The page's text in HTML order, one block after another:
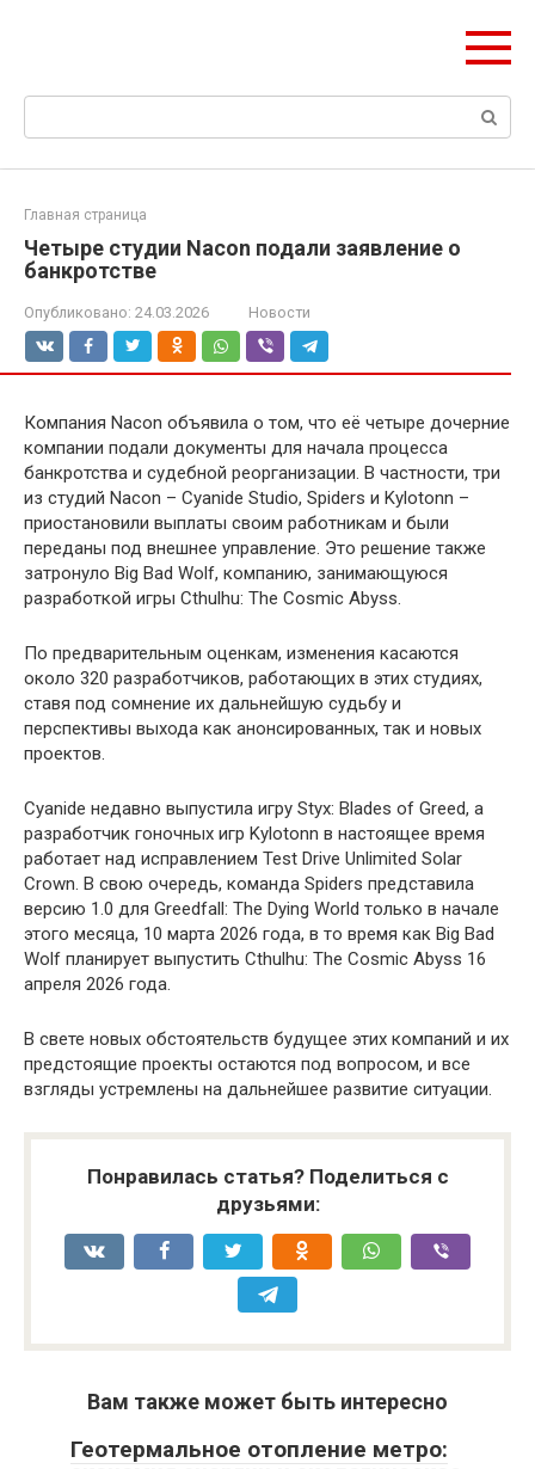
Поиск:
Главная страница
Четыре студии Nacon подали заявление о
банкротстве
Опубликовано: 24.03.2026 Новости
Компания Nacon объявила о том, что её четыре дочерние
компании подали документы для начала процесса
банкротства и судебной реорганизации. В частности, три
из студий Nacon – Cyanide Studio, Spiders и Kylotonn –
приостановили выплаты своим работникам и были
переданы под внешнее управление. Это решение также
затронуло Big Bad Wolf, компанию, занимающуюся
разработкой игры Cthulhu: The Cosmic Abyss.
По предварительным оценкам, изменения касаются
около 320 разработчиков, работающих в этих студиях,
ставя под сомнение их дальнейшую судьбу и
перспективы выхода как анонсированных, так и новых
проектов.
Cyanide недавно выпустила игру Styx: Blades of Greed, а
разработчик гоночных игр Kylotonn в настоящее время
работает над исправлением Test Drive Unlimited Solar
Crown. В свою очередь, команда Spiders представила
версию 1.0 для Greedfall: The Dying World только в начале
этого месяца, 10 марта 2026 года, в то время как Big Bad
Wolf планирует выпустить Cthulhu: The Cosmic Abyss 16
апреля 2026 года.
В свете новых обстоятельств будущее этих компаний и их
предстоящие проекты остаются под вопросом, и все
взгляды устремлены на дальнейшее развитие ситуации.
Понравилась статья? Поделиться с
друзьями:
Вам также может быть интересно
Геотермальное отопление метро: